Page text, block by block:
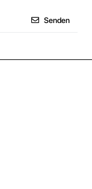
Senden